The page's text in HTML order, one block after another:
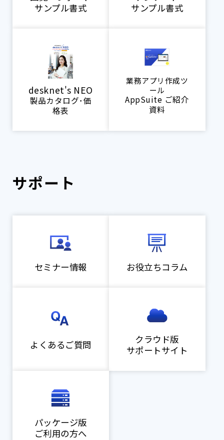
サンプル書式
サンプル書式
desknet's NEO
製品カタログ･価
格表
業務アプリ作成ツ
ール
AppSuite ご紹介
資料
サポート
セミナー情報 お役立ちコラム
よくあるご質問
クラウド版
サポートサイト
パッケージ版
ご利用の方へ